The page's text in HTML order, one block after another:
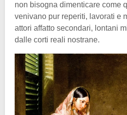
non bisogna dimenticare come
venivano pur reperiti, lavorati e
attori affatto secondari, lontani
dalle corti reali nostrane.